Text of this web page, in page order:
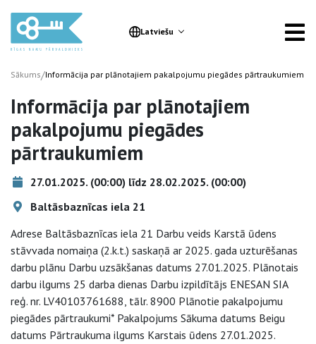
Latviešu
Sākums/Informācija par plānotajiem pakalpojumu piegādes pārtraukumiem
Informācija par plānotajiem
pakalpojumu piegādes
pārtraukumiem
27.01.2025. (00:00) līdz 28.02.2025. (00:00)
Baltāsbaznīcas iela 21
Adrese Baltāsbaznīcas iela 21 Darbu veids Karstā ūdens
stāvvada nomaiņa (2.k.t.) saskaņā ar 2025. gada uzturēšanas
darbu plānu Darbu uzsākšanas datums 27.01.2025. Plānotais
darbu ilgums 25 darba dienas Darbu izpildītājs ENESAN SIA
reģ. nr. LV40103761688, tālr. 8900 Plānotie pakalpojumu
piegādes pārtraukumi* Pakalpojums Sākuma datums Beigu
datums Pārtraukuma ilgums Karstais ūdens 27.01.2025.